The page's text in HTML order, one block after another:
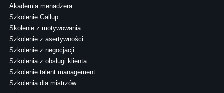
Akademia menadżera
Szkolenie Gallup
Skolenie z motywowania
Szkolenie z asertywności
Szkolenie z negocjacji
Szkolenia z obsługi klienta
Szkolenie talent management
Szkolenia dla mistrzów